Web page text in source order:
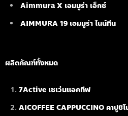
Aimmura X เอมมูร่า เอ็กซ์
AIMMURA 19 เอมมูร่า ไนน์ทีน
ผลิตภัณฑ์ทั้งหมด
7Active เซเว่นแอคทีฟ
AICOFFEE CAPPUCCINO คาปูชิ